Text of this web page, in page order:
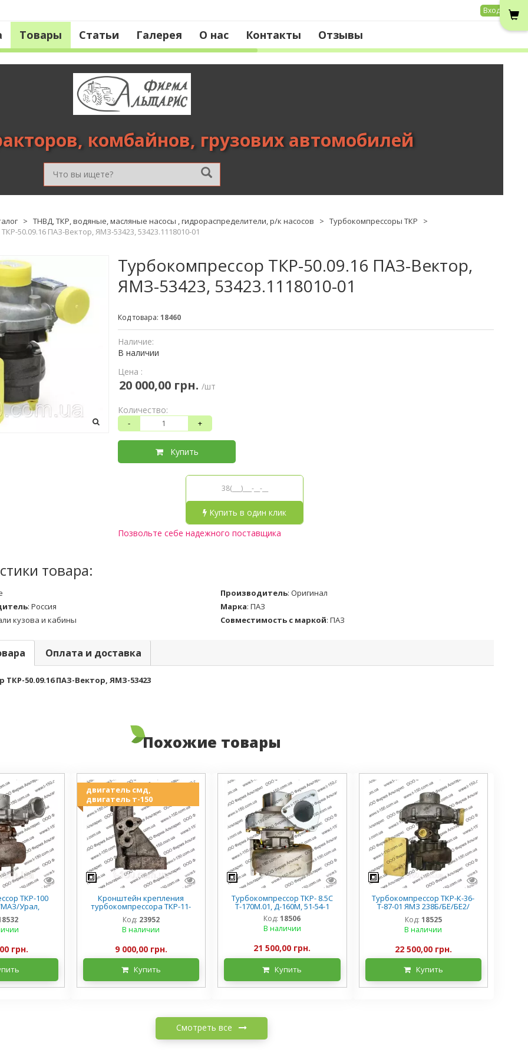
Вход
Товары Статьи Галерея О нас Контакты Отзывы
комбайнов, грузових автомобилей
> ТНВД, ТКР, водяные, масляные насосы , гидрораспределители, р/к насосов > Турбокомпрессоры ТКР
>
50.09.16 ПАЗ-Вектор, ЯМЗ-53423, 53423.1118010-01
Турбокомпрессор ТКР-50.09.16 ПАЗ-Вектор,
ЯМЗ-53423, 53423.1118010-01
Код товара: 18460
Наличие:
В наличии
Цена :
20 000,00 грн. /шт
Количество:
- +
Купить
Купить в один клик
Позвольте себе надежного поставщика
товара:
Производитель: Оригинал
: Россия Марка: ПАЗ
кузова и кабины Совместимость с маркой: ПАЗ
Оплата и доставка
ТКР-50.09.16 ПАЗ-Вектор, ЯМЗ-53423
Похожие товары
ТКР-100
Урал,
ЯМЗ-238
7514.10
грн.
двигатель смд,
двигатель т-150
Кронштейн крепления
турбокомпрессора ТКР-11-
238НБ
Код: 23952
В наличии
9 000,00 грн.
Купить
Турбокомпрессор ТКР- 8.5С
Т-170М.01, Д-160М, 51-54-1
Код: 18506
В наличии
21 500,00 грн.
Купить
Турбокомпрессор ТКР-К-36-
Т-87-01 ЯМЗ 238Б/БЕ/БЕ2/
Д/7511/7512/7513/7514,
12.1118010.00
Код: 18525
В наличии
22 500,00 грн.
Купить
Смотреть все